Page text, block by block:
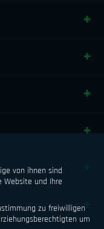
von ihnen sind
Website und Ihre
zu freiwilligen
um